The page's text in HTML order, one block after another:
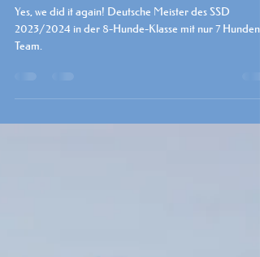
2023/2024 des SSD in A1
Yes, we did it again! Deutsche Meister des SSD